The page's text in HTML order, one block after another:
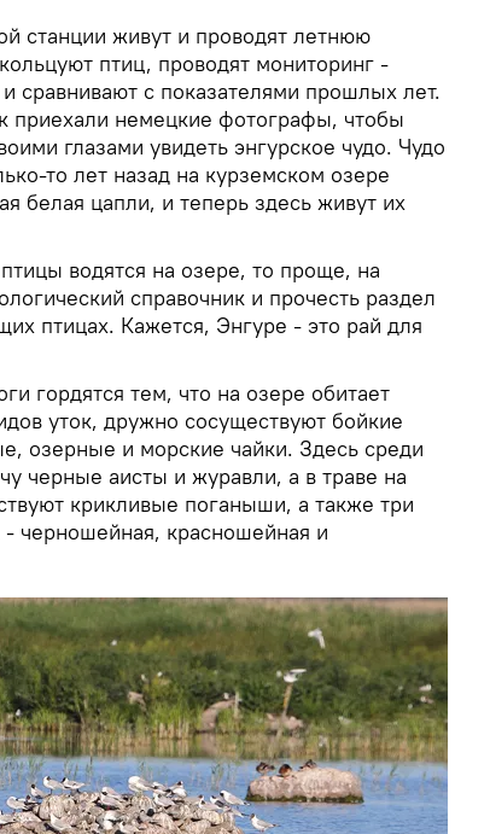
станции живут и проводят летнюю
птиц, проводят мониторинг -
сравнивают с показателями прошлых лет.
приехали немецкие фотографы, чтобы
глазами увидеть энгурское чудо. Чудо
то лет назад на курземском озере
белая цапли, и теперь здесь живут их
водятся на озере, то проще, на
справочник и прочесть раздел
птицах. Кажется, Энгуре - это рай для
гордятся тем, что на озере обитает
уток, дружно сосуществуют бойкие
озерные и морские чайки. Здесь среди
черные аисты и журавли, а в траве на
крикливые поганыши, а также три
черношейная, красношейная и